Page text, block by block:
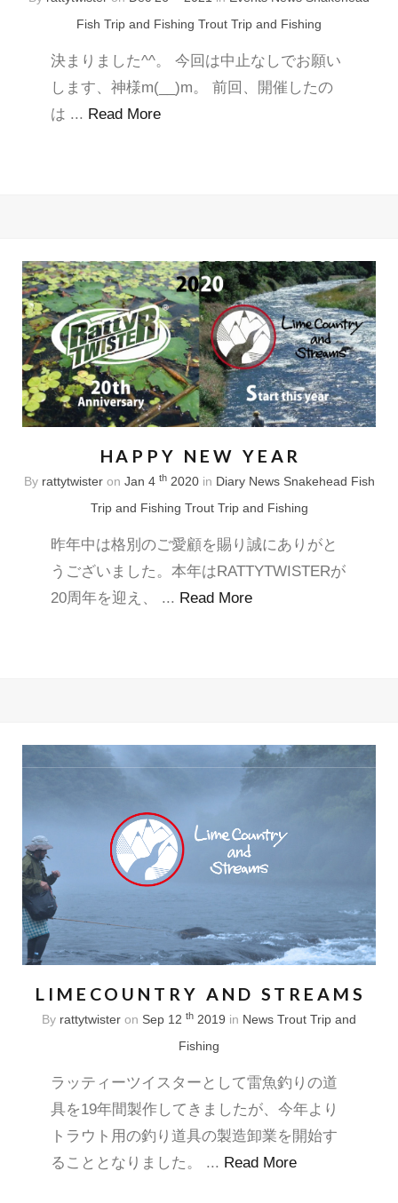
Fish Trip and Fishing Trout Trip and Fishing
決まりました^^。 今回は中止なしでお願い
します、神様m(__)m。 前回、開催したの
は ... Read More
HAPPY NEW YEAR
By rattytwisteron Jan 4 th2020in Diary News Snakehead Fish
Trip and Fishing Trout Trip and Fishing
昨年中は格別のご愛顧を賜り誠にありがと
うございました。本年はRATTYTWISTERが
20周年を迎え、 ... Read More
LIMECOUNTRY AND STREAMS
By rattytwister on Sep 12 th 2019 in News Trout Trip and
Fishing
ラッティーツイスターとして雷魚釣りの道
具を19年間製作してきましたが、今年より
トラウト用の釣り道具の製造卸業を開始す
ることとなりました。 ... Read More